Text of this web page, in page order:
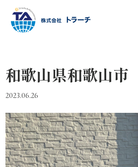
和歌山県和歌山
2023.06.26